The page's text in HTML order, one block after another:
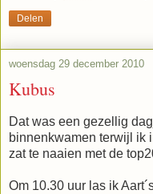
Delen
woensdag 29 december 2010
Kubus
Dat was een gezellig
binnenkwamen terwijl ik
zat te naaien met de
Om 10.30 uur las ik